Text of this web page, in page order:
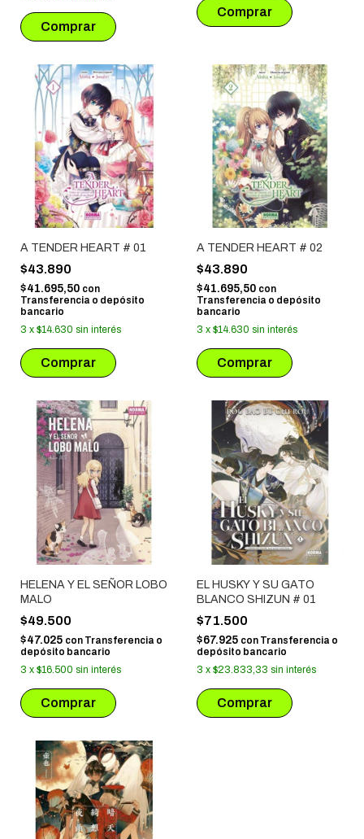
A TENDER HEART # 01
$43.890
$41.695,50 con
Transferencia o depósito
bancario
3 x $14.630 sin interés
A TENDER HEART # 02
$43.890
$41.695,50 con
Transferencia o depósito
bancario
3 x $14.630 sin interés
HELENA Y EL SEÑOR LOBO
MALO
$49.500
$47.025 con Transferencia o
depósito bancario
3 x $16.500 sin interés
EL HUSKY Y SU GATO
BLANCO SHIZUN # 01
$71.500
$67.925 con Transferencia o
depósito bancario
3 x $23.833,33 sin interés